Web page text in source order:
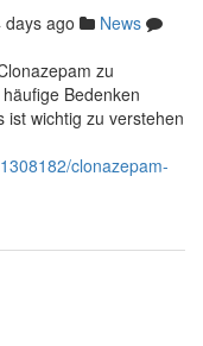
days ago
News
zu
Bedenken
ist wichtig zu verstehen
clonazepam-